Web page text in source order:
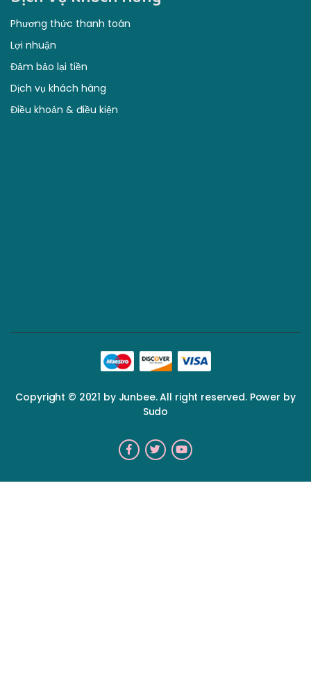
Đảm bảo lại tiền
Dịch vụ khách hàng
Điều khoản & điều kiện
Sudo